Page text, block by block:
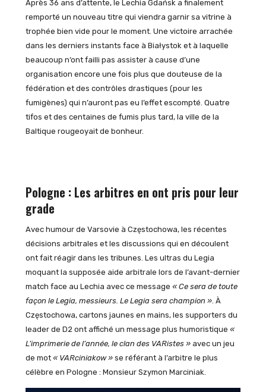
Après 36 ans d’attente, le Lechia Gdańsk a finalement
remporté un nouveau titre qui viendra garnir sa vitrine à
trophée bien vide pour le moment. Une victoire arrachée
dans les derniers instants face à Białystok et à laquelle
beaucoup n’ont failli pas assister à cause d’une
organisation encore une fois plus que douteuse de la
fédération et des contrôles drastiques (pour les
fumigènes) qui n’auront pas eu l’effet escompté. Quatre
tifos et des centaines de fumis plus tard, la ville de la
Baltique rougeoyait de bonheur.
Pologne : Les arbitres en ont pris pour leur
grade
Avec humour de Varsovie à Częstochowa, les récentes
décisions arbitrales et les discussions qui en découlent
ont fait réagir dans les tribunes. Les ultras du Legia
moquant la supposée aide arbitrale lors de l’avant-dernier
match face au Lechia avec ce message « Ce sera de toute
façon le Legia, messieurs. Le Legia sera champion ». À
Częstochowa, cartons jaunes en mains, les supporters du
leader de D2 ont affiché un message plus humoristique «
L’imprimerie de l’année, le clan des VARistes »avec un jeu
de mot « VARciniakow »se référant à l’arbitre le plus
célèbre en Pologne : Monsieur Szymon Marciniak.